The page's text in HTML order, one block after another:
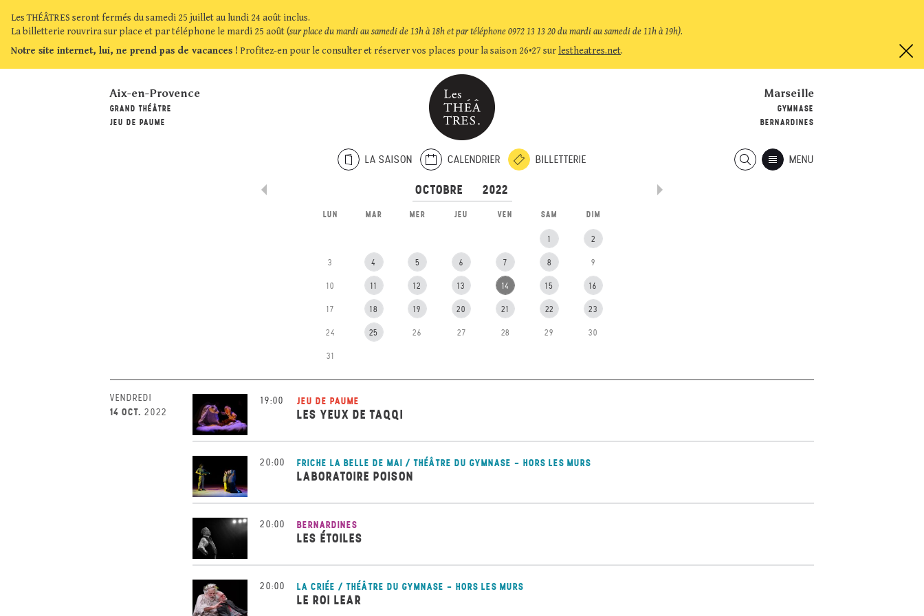
Les THÉÂTRES seront fermés du samedi 25 juillet au lundi 24 août inclus.
La billetterie rouvrira sur place et par téléphone le mardi 25 août (sur place du mardi au samedi de 13h à 18h et par téléphone 0972 13 13 20 du mardi au samedi de 11h à 19h).
Notre site internet, lui, ne prend pas de vacances ! Profitez-en pour le consulter et réserver vos places pour la saison 26•27 sur lestheatres.net.
Marseille
GYMNASE
BERNARDINES
Aix-en-Provence
GRAND THÉÂTRE
JEU DE PAUME
LA SAISON CALENDRIER BILLETTERIE MENU
LUN MAR MER JEU VEN SAM DIM
1 2
3 4 5 6 7 8 9
10 11 12 13 14 15 16
17 18 19 20 21 22 23
24 25 26 27 28 29 30
31
VENDREDI
14 OCT. 2022
19:00 JEU DE PAUME
LES YEUX DE TAQQI
20:00 FRICHE LA BELLE DE MAI / THÉÂTRE DU GYMNASE - HORS LES MURS
LABORATOIRE POISON
20:00 BERNARDINES
LES ÉTOILES
20:00 LA CRIÉE / THÉÂTRE DU GYMNASE - HORS LES MURS
LE ROI LEAR